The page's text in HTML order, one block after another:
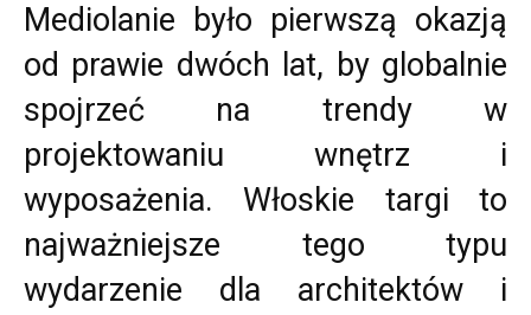
Mediolanie było pierwszą okazją
od prawie dwóch lat, by globalnie
spojrzeć na trendy w
projektowaniu wnętrz i
wyposażenia. Włoskie targi to
najważniejsze tego typu
wydarzenie dla architektów i